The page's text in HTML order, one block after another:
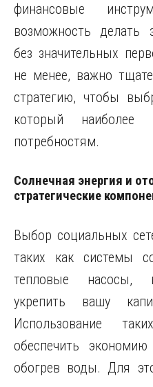
финансовые
возможность делать
без значительных
не менее, важно
стратегию, чтобы
который наиболее
потребностям.
Солнечная энергия и
стратегические
Выбор социальных
таких как системы
тепловые насосы,
укрепить вашу
Использование
обеспечить
обогрев воды. Для